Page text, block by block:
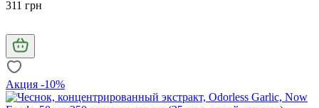
311 грн
Акция -10%